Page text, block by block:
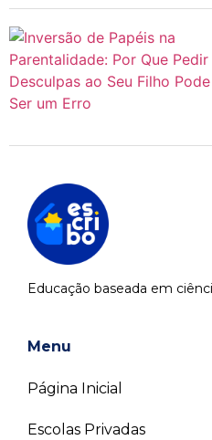
Educação baseada em
Menu
Página Inicial
Escolas Privadas